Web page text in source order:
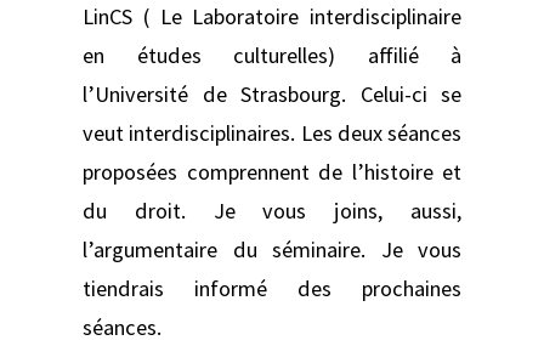
LinCS ( Le Laboratoire interdisciplinaire
en études culturelles) affilié à
l’Université de Strasbourg. Celui-ci se
veut interdisciplinaires. Les deux séances
proposées comprennent de l’histoire et
du droit. Je vous joins, aussi,
l’argumentaire du séminaire. Je vous
tiendrais informé des prochaines
séances.